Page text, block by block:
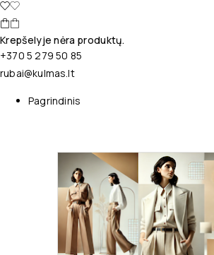
Krepšelyje nėra produktų.
+370 5 279 50 85
rubai@kulmas.lt
Pagrindinis